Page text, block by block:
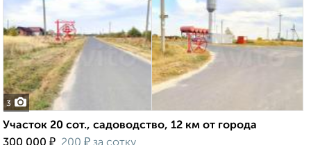
3
Участок 20 сот., садоводство, 12 км от города
₽ ₽